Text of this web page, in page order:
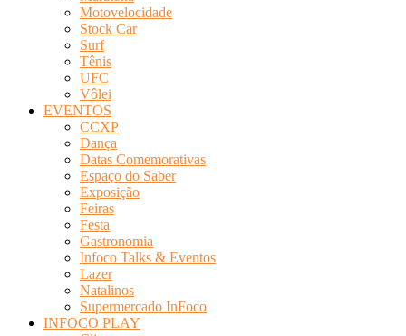
Motovelocidade
Stock Car
Surf
Tênis
UFC
Vôlei
EVENTOS
CCXP
Dança
Datas Comemorativas
Espaço do Saber
Exposição
Feiras
Festa
Gastronomia
Infoco Talks & Eventos
Lazer
Natalinos
Supermercado InFoco
INFOCO PLAY